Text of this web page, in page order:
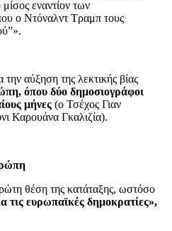
εναντίον των
ο Ντόναλντ Τραμπ τους
αύξηση της λεκτικής βίας
όπου δύο δημοσιογράφοι
μήνες (ο Τσέχος Γιαν
Καρουάνα Γκαλιζία).
θέση της κατάταξης, ωστόσο
τις ευρωπαϊκές δημοκρατίες»,